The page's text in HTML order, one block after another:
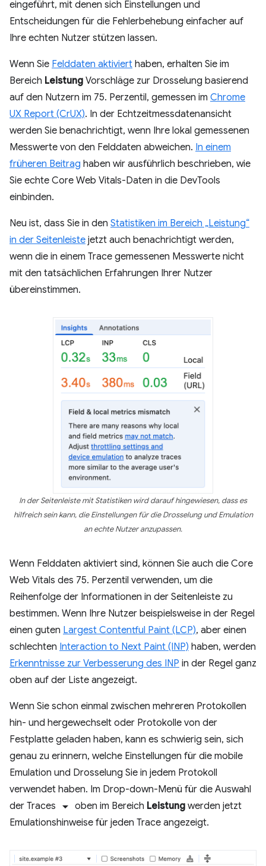
eingeführt, mit denen sich Einstellungen und
Entscheidungen für die Fehlerbehebung einfacher auf
Ihre echten Nutzer stützen lassen.
Wenn Sie Felddaten aktiviert haben, erhalten Sie im
Bereich Leistung Vorschläge zur Drosselung basierend
auf den Nutzern im 75. Perzentil, gemessen im Chrome
UX Report (CrUX). In der Echtzeitmessdatenansicht
werden Sie benachrichtigt, wenn Ihre lokal gemessenen
Messwerte von den Felddaten abweichen. In einem
früheren Beitrag haben wir ausführlich beschrieben, wie
Sie echte Core Web Vitals-Daten in die DevTools
einbinden.
Neu ist, dass Sie in den Statistiken im Bereich „Leistung“
in der Seitenleiste jetzt auch benachrichtigt werden,
wenn die in einem Trace gemessenen Messwerte nicht
mit den tatsächlichen Erfahrungen Ihrer Nutzer
übereinstimmen.
In der Seitenleiste mit Statistiken wird darauf hingewiesen, dass es
hilfreich sein kann, die Einstellungen für die Drosselung und Emulation
an echte Nutzer anzupassen.
Wenn Felddaten aktiviert sind, können Sie auch die Core
Web Vitals des 75. Perzentil verwenden, um die
Reihenfolge der Informationen in der Seitenleiste zu
bestimmen. Wenn Ihre Nutzer beispielsweise in der Regel
einen guten Largest Contentful Paint (LCP), aber einen
schlechten Interaction to Next Paint (INP) haben, werden
Erkenntnisse zur Verbesserung des INP in der Regel ganz
oben auf der Liste angezeigt.
Wenn Sie schon einmal zwischen mehreren Protokollen
hin- und hergewechselt oder Protokolle von der
Festplatte geladen haben, kann es schwierig sein, sich
genau zu erinnern, welche Einstellungen für die mobile
Emulation und Drosselung Sie in jedem Protokoll
verwendet haben. Im Drop-down-Menü für die Auswahl
der Traces arrow_drop_down oben im Bereich Leistung werden jetzt
Emulationshinweise für jeden Trace angezeigt.